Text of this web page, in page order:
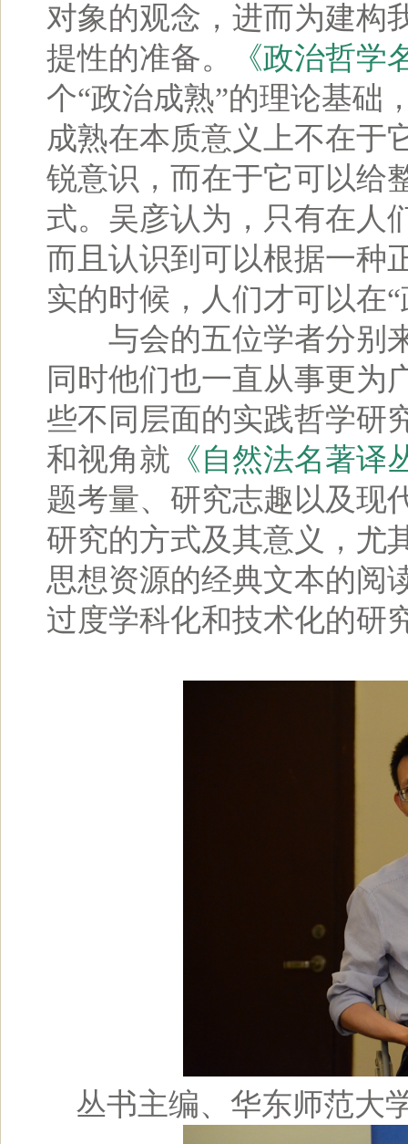
对象的观念，进而为建构
提性的准备。
《政治哲学
个“政治成熟”的理论基础
成熟在本质意义上不在于
锐意识，而在于它可以给
式。吴彦认为，只有在人
而且认识到可以根据一种
实的时候，人们才可以在
与会的五位学者分别来
同时他们也一直从事更为
些不同层面的实践哲学研
和视角就 《自然法名著译
题考量、研究志趣以及现
研究的方式及其意义，尤
思想资源的经典文本的阅
过度学科化和技术化的研
丛书主编、华东师范大